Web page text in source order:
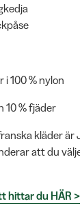
100 % nylon
10 % fjäder
kläder är
att du
hittar du HÄR >